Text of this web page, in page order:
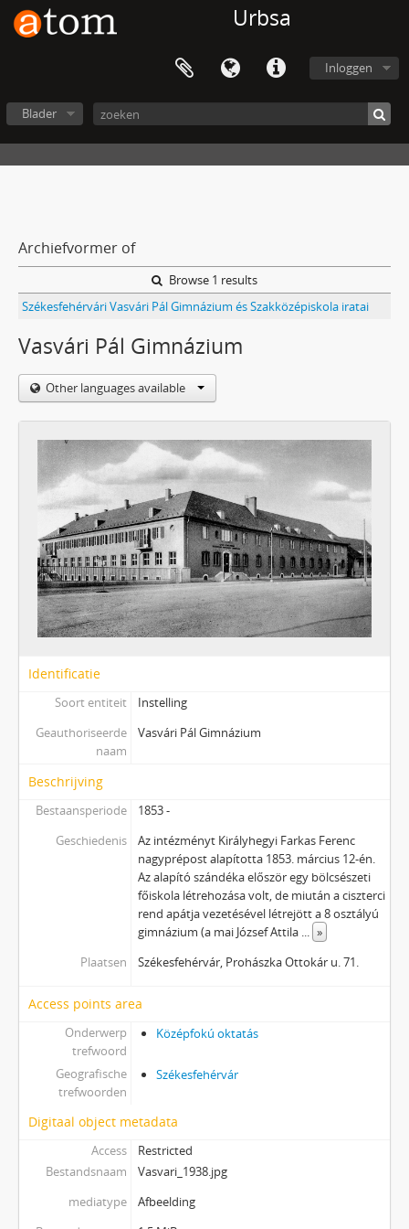
Urbsa
Inloggen
Blader
Archiefvormer of
Browse 1 results
Székesfehérvári Vasvári Pál Gimnázium és Szakközépiskola iratai
Vasvári Pál Gimnázium
Other languages available
Identificatie
Soort entiteit
Instelling
Geauthoriseerde
naam
Vasvári Pál Gimnázium
Beschrijving
Bestaansperiode
1853 -
Geschiedenis
Az intézményt Királyhegyi Farkas Ferenc
nagyprépost alapította 1853. március 12-én.
Az alapító szándéka először egy bölcsészeti
főiskola létrehozása volt, de miután a ciszterci
rend apátja vezetésével létrejött a 8 osztályú
gimnázium (a mai József Attila
»
Plaatsen
Székesfehérvár, Prohászka Ottokár u. 71.
Access points area
Onderwerp
trefwoord
Középfokú oktatás
Geografische
trefwoorden
Székesfehérvár
Digitaal object metadata
Access
Restricted
Bestandsnaam
Vasvari_1938.jpg
mediatype
Afbeelding